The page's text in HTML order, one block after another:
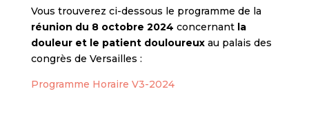
Vous trouverez ci-dessous le programme de la
réunion du 8 octobre 2024 concernant la
douleur et le patient douloureuxau palais des
congrès de Versailles :
Programme Horaire V3-2024